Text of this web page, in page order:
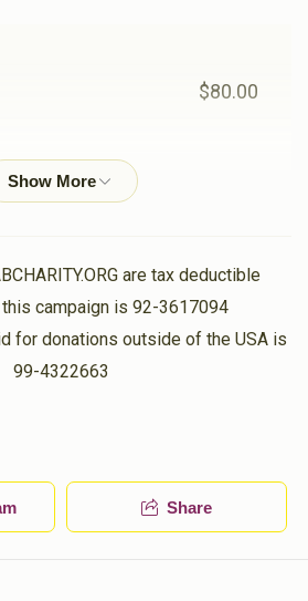
$80.00
$100.00
are tax deductible
campaign is 92-3617094
for donations outside of the USA is
99-4322663
Share